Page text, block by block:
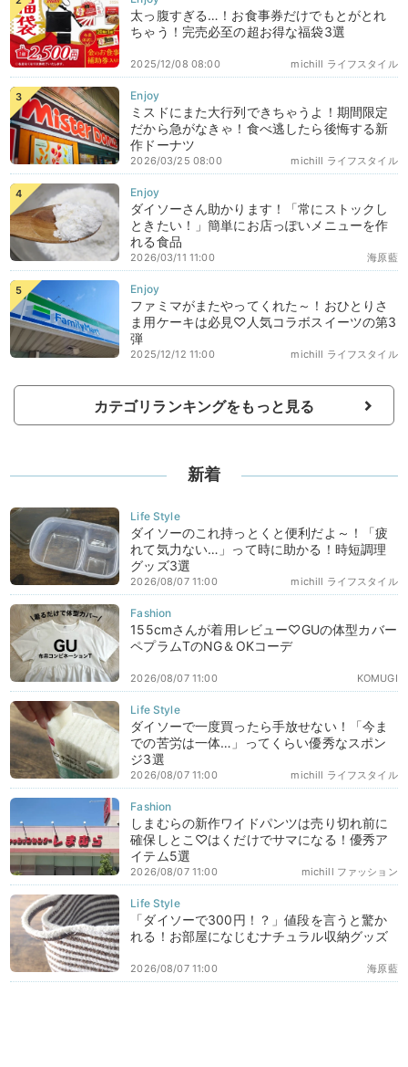
太っ腹すぎる…！お食事券だけでもとがとれ
ちゃう！完売必至の超お得な福袋3選
michill ライフスタイル
2025/12/08 08:00
ミスドにまた大行列できちゃうよ！期間限定
だから急がなきゃ！食べ逃したら後悔する新
作ドーナツ
michill ライフスタイル
2026/03/25 08:00
ダイソーさん助かります！「常にストックし
ときたい！」簡単にお店っぽいメニューを作
れる食品
海原藍
2026/03/11 11:00
ファミマがまたやってくれた～！おひとりさ
ま用ケーキは必見♡人気コラボスイーツの第3
弾
michill ライフスタイル
2025/12/12 11:00
カテゴリランキングをもっと見る
新着
ダイソーのこれ持っとくと便利だよ～！「疲
れて気力ない…」って時に助かる！時短調理
グッズ3選
michill ライフスタイル
2026/08/07 11:00
155cmさんが着用レビュー♡GUの体型カバー
ペプラムTのNG＆OKコーデ
KOMUGI
2026/08/07 11:00
ダイソーで一度買ったら手放せない！「今ま
での苦労は一体…」ってくらい優秀なスポン
ジ3選
michill ライフスタイル
2026/08/07 11:00
しまむらの新作ワイドパンツは売り切れ前に
確保しとこ♡はくだけでサマになる！優秀ア
イテム5選
michill ファッション
2026/08/07 11:00
「ダイソーで300円！？」値段を言うと驚か
れる！お部屋になじむナチュラル収納グッズ
海原藍
2026/08/07 11:00